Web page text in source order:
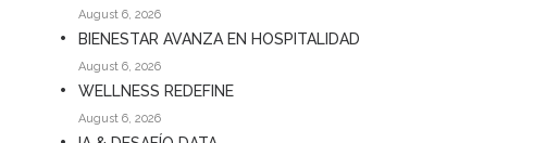
August 6, 2026
BIENESTAR AVANZA EN HOSPITALIDAD
August 6, 2026
WELLNESS REDEFINE
August 6, 2026